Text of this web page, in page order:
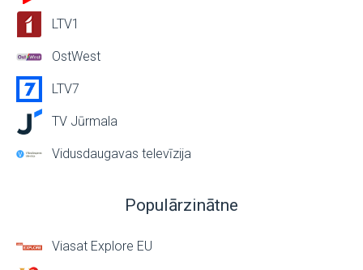
LTV1
OstWest
LTV7
TV Jūrmala
Vidusdaugavas televīzija
Populārzinātne
Viasat Explore EU